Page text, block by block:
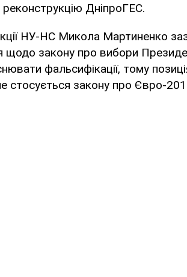
ДніпроГЕС.
НУ-НС Микола Мартиненко
щодо закону про вибори
фальсифікації, тому
стосується закону про Євро-